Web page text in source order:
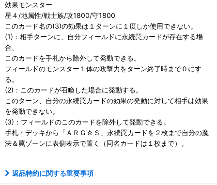
効果モンスター
星４/地属性/戦士族/攻1800/守1800
このカード名の(3)の効果は１ターンに１度しか使用できない。
(1)：相手ターンに、自分フィールドに永続罠カードが存在する場
合、
このカードを手札から除外して発動できる。
フィールドのモンスター１体の攻撃力をターン終了時まで０にす
る。
(2)：このカードが召喚した場合に発動する。
このターン、自分の永続罠カードの効果の発動に対して相手は効果
を発動できない。
(3)：フィールドのこのカードを除外して発動できる。
手札・デッキから「ＡＲＧ☆Ｓ」永続罠カードを２枚まで自分の魔
法＆罠ゾーンに表側表示で置く（同名カードは１枚まで）。
返品特約に関する重要事項